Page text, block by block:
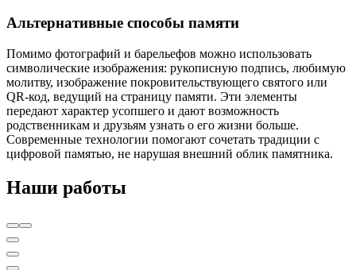
Альтернативные способы памяти
Помимо фотографий и барельефов можно использовать
символические изображения: рукописную подпись, любимую
молитву, изображение покровительствующего святого или
QR‑код, ведущий на страницу памяти. Эти элементы
передают характер усопшего и дают возможность
родственникам и друзьям узнать о его жизни больше.
Современные технологии помогают сочетать традиции с
цифровой памятью, не нарушая внешний облик памятника.
Наши работы